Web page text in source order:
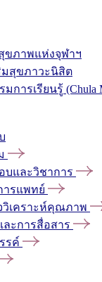
ขภาพแห่งจุฬาฯ
มสุขภาวะนิสิต
การเรียนรู้ (Chula
บและวิชาการ
ารแพทย์
วิเคราะห์คุณภาพ
ละการสื่อสาร
รค์